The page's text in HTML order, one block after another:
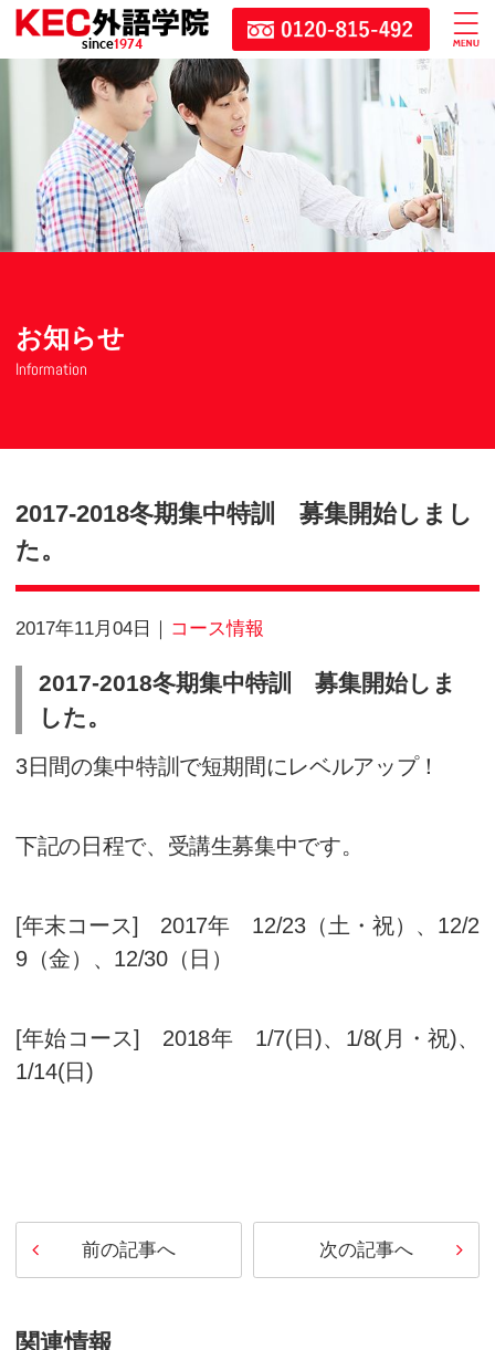
since1974
Information
2017-2018冬期集中特訓 募
た。
2017-2018冬期集中特訓 募
した。
3日間の集中特訓で短期間にレベ
[年末コース] 2017年 12/23（